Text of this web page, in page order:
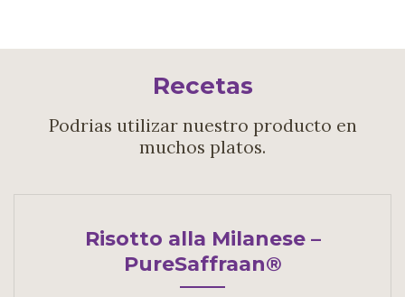
Recetas
Podrias utilizar nuestro producto en
muchos platos.
Risotto alla Milanese –
PureSaffraan®